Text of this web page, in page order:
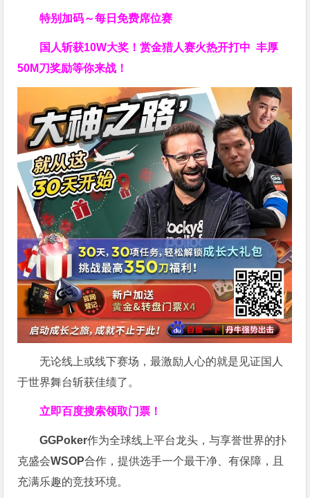
特别加码～每日免费席位赛
国人斩获10W大奖！赏金猎人赛火热开打中 丰厚
50M刀奖励等你来战！
无论线上或线下赛场，最激励人心的就是见证国人
于世界舞台斩获佳绩了。
立即百度搜索领取门票！
GGPoker作为全球线上平台龙头，与享誉世界的扑
克盛会WSOP合作，提供选手一个最干净、有保障，且
充满乐趣的竞技环境。